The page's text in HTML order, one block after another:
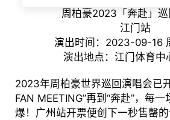
周柏豪2023「奔赴」
江门站
演出时间：2023-09-16
演出地点：江门体育中
2023年周柏豪世界巡回演唱会已
FAN MEETING”再到“奔赴”，每
爆！广州站开票便创下一秒售罄